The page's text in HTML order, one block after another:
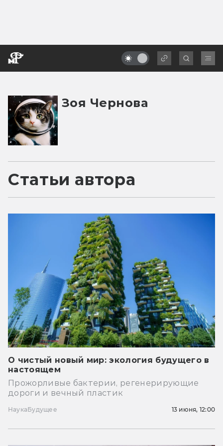
Зоя Чернова
Статьи автора
О чистый новый мир: экология будущего в
настоящем
Прожорливые бактерии, регенерирующие
дороги и вечный пластик
НаукаБудущее 13 июня, 12:00